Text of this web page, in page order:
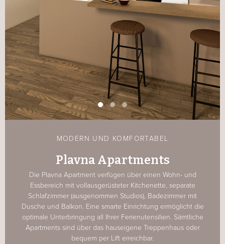
MODERN UND KOMFORTABEL
Plavna Apartments
Die Plavna Apartment verfügen über einen Wohn- und
Essbereich mit vollausgerüsteter Kitchenette, separate
Schlafzimmer (ausgenommen Studios), Badezimmer mit
Dusche und Balkon. Eine smarte Einrichtung ermöglicht die
optimale Unterbringung all Ihrer Ferienutensilien. Sämtliche
Apartments sind über das hauseigene Treppenhaus oder
bequem per Lift erreichbar.